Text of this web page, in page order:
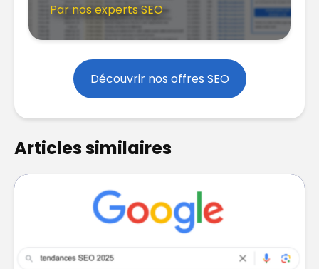
Par nos experts SEO
Découvrir nos offres SEO
Articles similaires